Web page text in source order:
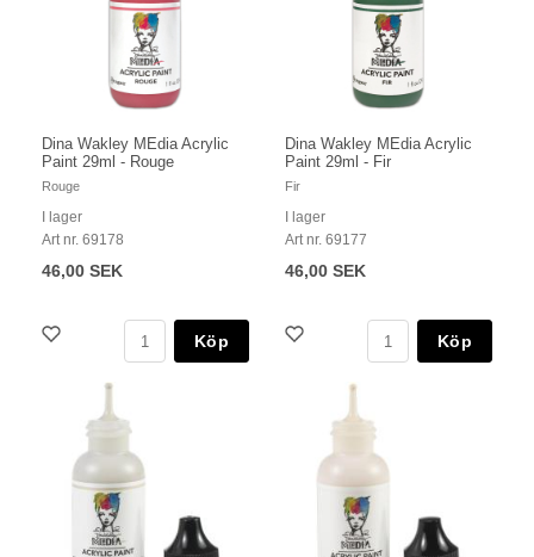
Dina Wakley MEdia Acrylic
Paint 29ml - Rouge
Rouge
I lager
Art nr. 69178
46,00 SEK
Köp
Dina Wakley MEdia Acrylic
Paint 29ml - Fir
Fir
I lager
Art nr. 69177
46,00 SEK
Köp